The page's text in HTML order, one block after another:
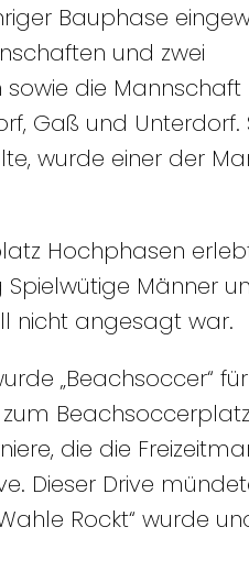
Bauphase
und zwei
die Mannschaft
Gaß und Unterdorf.
wurde einer der
Hochphasen
Männer
nicht angesagt war.
„Beachsoccer“
die die
Dieser Drive
Rockt“ wurde